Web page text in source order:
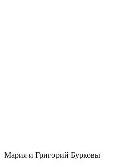
Мария и Григорий Бурковы